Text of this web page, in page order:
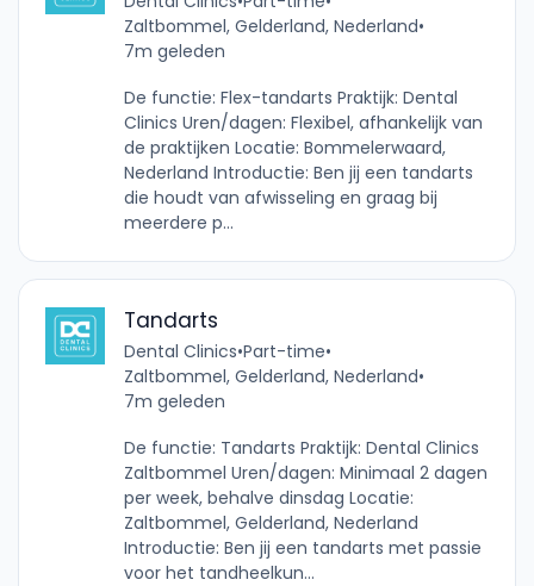
Zaltbommel, Gelderland, Nederland•
7m geleden
De functie: Flex-tandarts Praktijk: Dental
Clinics Uren/dagen: Flexibel, afhankelijk van
de praktijken Locatie: Bommelerwaard,
Nederland Introductie: Ben jij een tandarts
die houdt van afwisseling en graag bij
meerdere p...
Tandarts
Dental Clinics•Part-time•
Zaltbommel, Gelderland, Nederland•
7m geleden
De functie: Tandarts Praktijk: Dental Clinics
Zaltbommel Uren/dagen: Minimaal 2 dagen
per week, behalve dinsdag Locatie:
Zaltbommel, Gelderland, Nederland
Introductie: Ben jij een tandarts met passie
voor het tandheelkun...